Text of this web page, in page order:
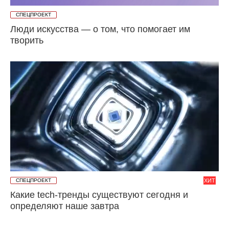
СПЕЦПРОЕКТ
Люди искусства — о том, что помогает им
творить
ХИТ
СПЕЦПРОЕКТ
Какие tech-тренды существуют сегодня и
определяют наше завтра